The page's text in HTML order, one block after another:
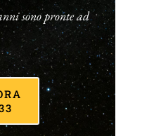
sono pronte ad